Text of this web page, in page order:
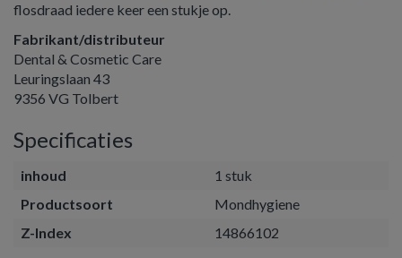
flosdraad iedere keer een stukje op.
Fabrikant/distributeur
Dental & Cosmetic Care
Leuringslaan 43
9356 VG Tolbert
Specificaties
inhoud
1 stuk
Productsoort
Mondhygiene
Z-Index
14866102